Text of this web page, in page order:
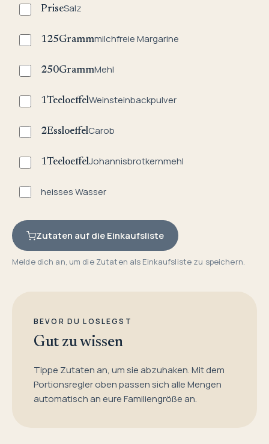
PriseSalz
125Grammmilchfreie Margarine
250GrammMehl
1TeeloeffelWeinsteinbackpulver
2EssloeffelCarob
1TeeloeffelJohannisbrotkernmehl
heisses Wasser
Zutaten auf die Einkaufsliste
Melde dich an, um die Zutaten als Einkaufsliste zu speichern.
BEVOR DU LOSLEGST
Gut zu wissen
Tippe Zutaten an, um sie abzuhaken. Mit dem
Portionsregler oben passen sich alle Mengen
automatisch an eure Familiengröße an.